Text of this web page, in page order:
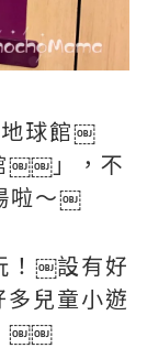
地球館￼
￼￼」，不
啦～￼
！￼設有好
兒童小遊
￼￼